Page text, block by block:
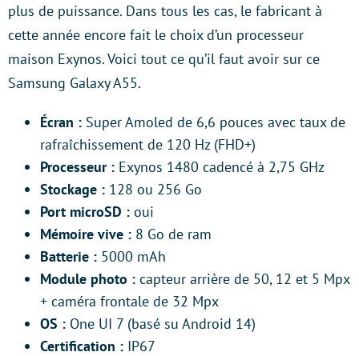
plus de puissance. Dans tous les cas, le fabricant à
cette année encore fait le choix d’un processeur
maison Exynos. Voici tout ce qu’il faut avoir sur ce
Samsung Galaxy A55.
Écran : Super Amoled de 6,6 pouces avec taux de
rafraîchissement de 120 Hz (FHD+)
Processeur : Exynos 1480 cadencé à 2,75 GHz
Stockage : 128 ou 256 Go
Port microSD : oui
Mémoire vive : 8 Go de ram
Batterie : 5000 mAh
Module photo : capteur arrière de 50, 12 et 5 Mpx
+ caméra frontale de 32 Mpx
OS : One UI 7 (basé su Android 14)
Certification : IP67